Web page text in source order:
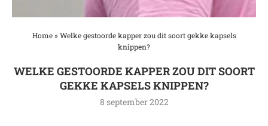
Home» Welke gestoorde kapper zou dit soort gekke kapsels
knippen?
WELKE GESTOORDE KAPPER ZOU DIT SOORT
GEKKE KAPSELS KNIPPEN?
8 september 2022